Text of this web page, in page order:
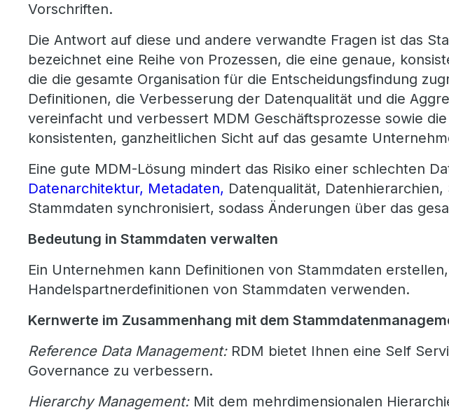
Vorschriften.
Die Antwort auf diese und andere verwandte Fragen ist das
bezeichnet eine Reihe von Prozessen, die eine genaue,
die die gesamte Organisation für die Entscheidungsfindung
Definitionen, die Verbesserung der Datenqualität und die
vereinfacht und verbessert MDM Geschäftsprozesse sowie
konsistenten, ganzheitlichen Sicht auf das gesamte
Eine gute MDM-Lösung mindert das Risiko einer schlechten
Datenarchitektur, Metadaten, Datenqualität,
Stammdaten synchronisiert, sodass Änderungen über das
Bedeutung in Stammdaten verwalten
Ein Unternehmen kann Definitionen von Stammdaten
Handelspartnerdefinitionen von Stammdaten verwenden.
Kernwerte im Zusammenhang mit dem
Reference Data Management:RDM bietet Ihnen eine Self
Governance zu verbessern.
Hierarchy Management:Mit dem mehrdimensionalen